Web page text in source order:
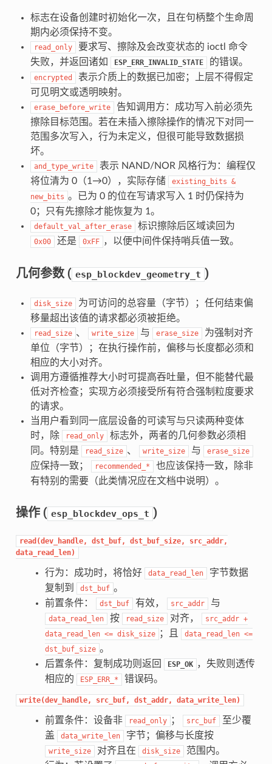
标志在设备创建时初始化一次，且在句柄整个生命周
期内必须保持不变。
read_only
要求写、擦除及会改变状态的 ioctl 命令
失败，并返回诸如
ESP_ERR_INVALID_STATE 的错误。
encrypted
表示介质上的数据已加密；上层不得假定
可见明文或透明映射。
erase_before_write
告知调用方：成功写入前必须先
擦除目标范围。若在未插入擦除操作的情况下对同一
范围多次写入，行为未定义，但很可能导致数据损
坏。
and_type_write
表示 NAND/NOR 风格行为：编程仅
将位清为 0（1→0），实际存储
existing_bits &
new_bits 。已为 0 的位在写请求写入 1 时仍保持为
0；只有先擦除才能恢复为 1。
default_val_after_erase 标识擦除后区域读回为
0x00 还是 0xFF ，以便中间件保持哨兵值一致。
几何参数 ( esp_blockdev_geometry_t )
disk_size
为可访问的总容量（字节）；任何结束偏
移量超出该值的请求都必须被拒绝。
read_size 、 write_size 与 erase_size
为强制对齐
单位（字节）；在执行操作前，偏移与长度都必须和
相应的大小对齐。
调用方遵循推荐大小时可提高吞吐量，但不能替代最
低对齐检查；实现方必须接受所有符合强制粒度要求
的请求。
当用户看到同一底层设备的可读写与只读两种变体
时，除
read_only
标志外，两者的几何参数必须相
同。特别是
read_size 、 write_size 与 erase_size
应保持一致； recommended_*
也应该保持一致，除非
有特别的需要（此类情况应在文档中说明）。
操作 ( esp_blockdev_ops_t )
read(dev_handle, dst_buf, dst_buf_size,
src_addr,
data_read_len)
行为：成功时，将恰好 data_read_len
字节数据
复制到
dst_buf 。
前置条件：
dst_buf 有效， src_addr 与
data_read_len 按 read_size 对齐， src_addr +
data_read_len <= disk_size ；且 data_read_len <=
dst_buf_size 。
后置条件：复制成功则返回
ESP_OK ，失败则透传
相应的
ESP_ERR_* 错误码。
write(dev_handle, src_buf, dst_addr, data_write_len)
前置条件：设备非 read_only ； src_buf
至少覆
盖
data_write_len 字节；偏移与长度按
write_size 对齐且在 disk_size
范围内。